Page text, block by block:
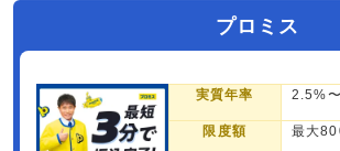
プロミス
実質年率 2.5%
限度額 最大